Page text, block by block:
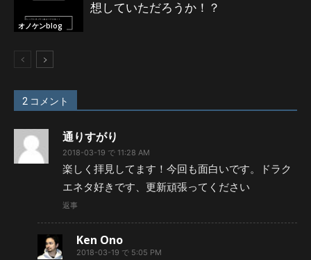
オノケンblog
想していただろうか！？
2 コメント
通りすがり
2018-03-19 で 11:28 AM
楽しく拝見してます！今回も面白いです。ドラク
エネタ好きです、更新頑張ってください
返事
Ken Ono
2018-03-19 で 5:05 PM